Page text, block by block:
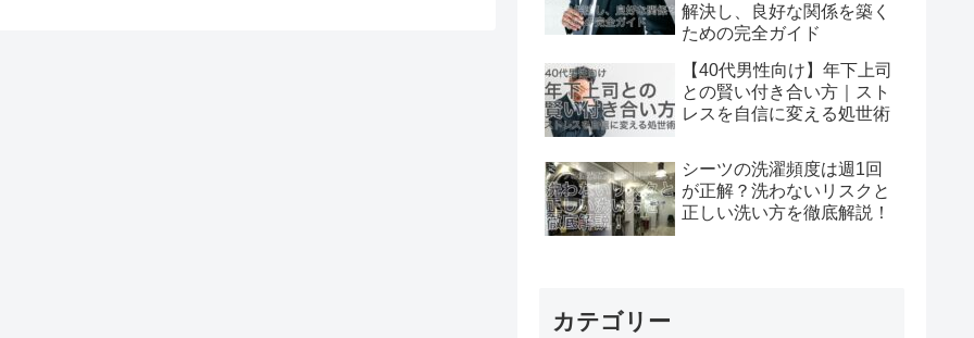
解決し、良好な関係を築く
ための完全ガイド
【40代男性向け】年下上司
との賢い付き合い方｜スト
レスを自信に変える処世術
シーツの洗濯頻度は週1回
が正解？洗わないリスクと
正しい洗い方を徹底解説！
カテゴリー